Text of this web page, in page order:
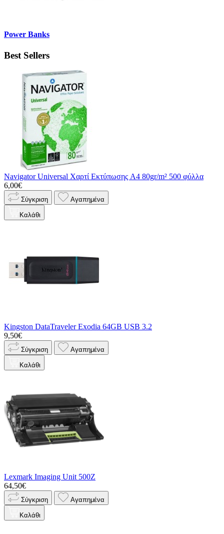
Power Banks
Best Sellers
Navigator Universal Χαρτί Εκτύπωσης A4 80gr/m² 500 φύλλα
6,00€
Σύγκριση Αγαπημένα
Καλάθι
Kingston DataTraveler Exodia 64GB USB 3.2
9,50€
Σύγκριση Αγαπημένα
Καλάθι
Lexmark Imaging Unit 500Z
64,50€
Σύγκριση Αγαπημένα
Καλάθι